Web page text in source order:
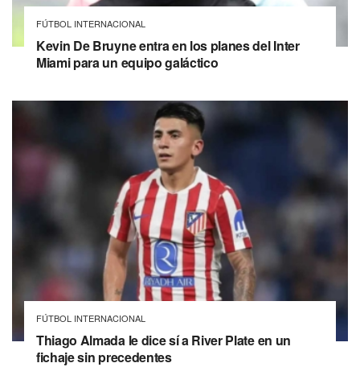
FÚTBOL INTERNACIONAL
Kevin De Bruyne entra en los planes del Inter
Miami para un equipo galáctico
FÚTBOL INTERNACIONAL
Thiago Almada le dice sí a River Plate en un
fichaje sin precedentes